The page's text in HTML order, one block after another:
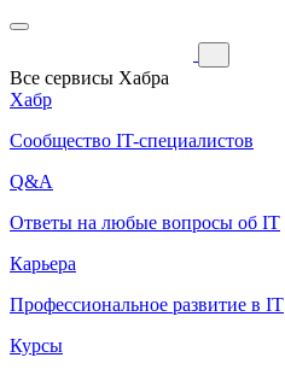
Все сервисы Хабра
Хабр
Сообщество IT-специалистов
Q&A
Ответы на любые вопросы об IT
Карьера
Профессиональное развитие в IT
Курсы